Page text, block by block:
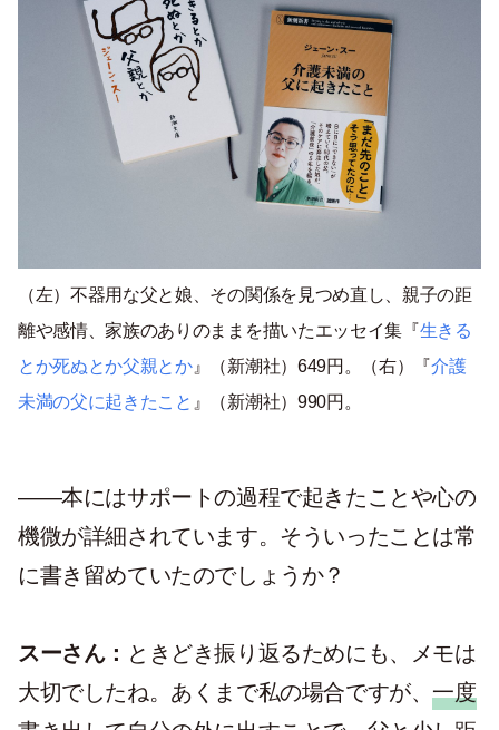
（左）不器用な父と娘、その関係を見つめ直し、親子の距
離や感情、家族のありのままを描いたエッセイ集『生きる
とか死ぬとか父親とか』（新潮社）649円。（右）『介護
未満の父に起きたこと 』（新潮社）990円。
——本にはサポートの過程で起きたことや心の
機微が詳細されています。そういったことは常
に書き留めていたのでしょうか？
スーさん： ときどき振り返るためにも、メモは
大切でしたね。あくまで私の場合ですが、一度